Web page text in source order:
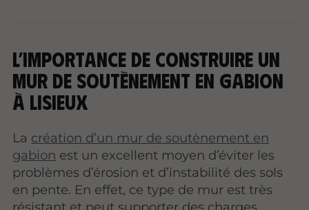
L’importance de construire un
mur de soutènement en gabion
à Lisieux
La création d’un mur de soutènement en
gabion est un excellent moyen d’éviter les
problèmes d’érosion et d’instabilité des sols
en pente. En effet, ce type de mur est très
résistant et peut supporter des charges